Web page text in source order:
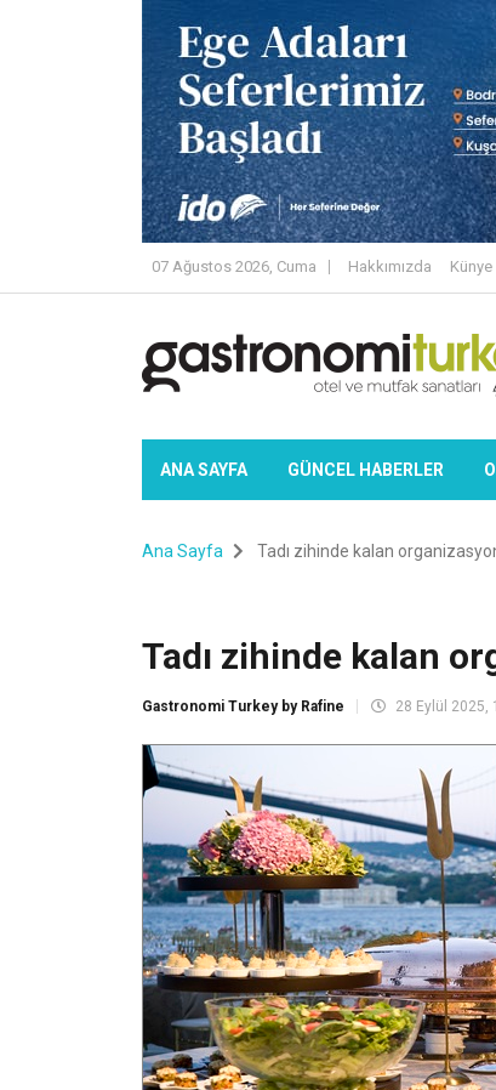
07 Ağustos 2026, Cuma Hakkımızda Künye
ANA SAYFA GÜNCEL HABERLER
Ana Sayfa Tadı zihinde kalan
Tadı zihinde kalan
Gastronomi Turkey by Rafine 28 Eylül 2025,